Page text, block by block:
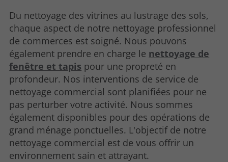
Du nettoyage des vitrines au lustrage des sols,
chaque aspect de notre nettoyage professionnel
de commerces est soigné. Nous pouvons
également prendre en charge le nettoyage de
fenêtre et tapis pour une propreté en
profondeur. Nos interventions de service de
nettoyage commercial sont planifiées pour ne
pas perturber votre activité. Nous sommes
également disponibles pour des opérations de
grand ménage ponctuelles. L'objectif de notre
nettoyage commercial est de vous offrir un
environnement sain et attrayant.